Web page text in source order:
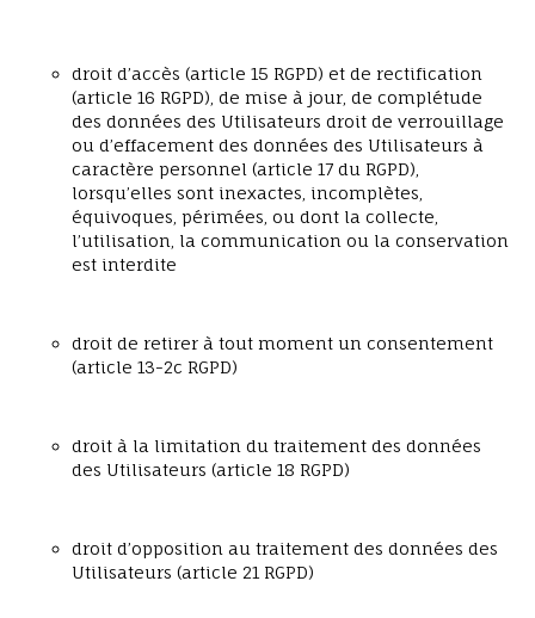
droit d’accès (article 15 RGPD) et de rectification
(article 16 RGPD), de mise à jour, de complétude
des données des Utilisateurs droit de verrouillage
ou d’effacement des données des Utilisateurs à
caractère personnel (article 17 du RGPD),
lorsqu’elles sont inexactes, incomplètes,
équivoques, périmées, ou dont la collecte,
l’utilisation, la communication ou la conservation
est interdite
droit de retirer à tout moment un consentement
(article 13-2c RGPD)
droit à la limitation du traitement des données
des Utilisateurs (article 18 RGPD)
droit d’opposition au traitement des données des
Utilisateurs (article 21 RGPD)